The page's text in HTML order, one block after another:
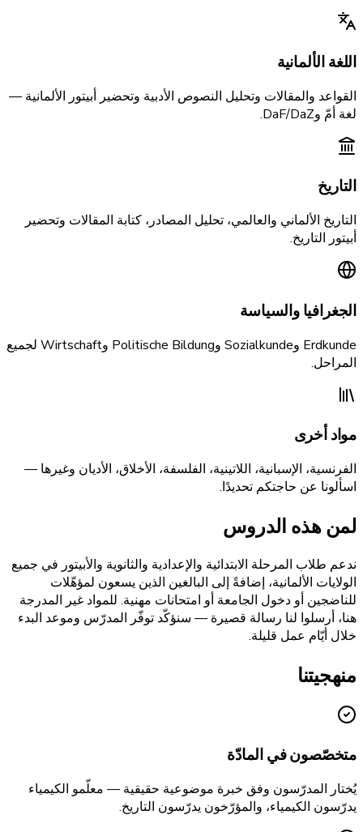
اللغة الألمانية
القواعد والمقالات وتحليل النصوص الأدبية وتحضير أبيتور الألمانية —
لغة أمّ وDaF/DaZ.
التاريخ
التاريخ الألماني والعالمي، تحليل المصادر، كتابة المقالات وتحضير
أبيتور التاريخ.
الجغرافيا والسياسة
Erdkunde وSozialkunde وPolitische Bildung وWirtschaft لجميع
المراحل.
مواد أخرى
الفرنسية، الإسبانية، اللاتينية، الفلسفة، الأخلاق، الأديان وغيرها —
اسألونا عن حاجتكم تحديدًا.
لمن هذه الدروس
ندعم طلاب المرحلة الابتدائية والإعدادية والثانوية والأبيتور في جميع
الولايات الألمانية، إضافةً إلى البالغين الذين يسعون لمؤهّلات
للناضجين أو دخول الجامعة أو امتحانات مهنية. للمواد غير المدرجة
هنا، أرسلوا لنا رسالة قصيرة — سنؤكّد توفّر المدرّس وموعد البدء
خلال أيّام عمل قليلة.
منهجيتنا
متخصّصون في المادّة
يُختار المدرّسون وفق خبرة موضوعية حقيقية — معلّمو الكيمياء
يدرّسون الكيمياء، والمؤرّخون يدرّسون التاريخ.